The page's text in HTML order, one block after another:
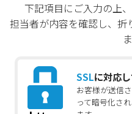
下記項目にご入力の上
担当者が内容を確認し、折
SSLに対応し
お客様が送信
って暗号化さ